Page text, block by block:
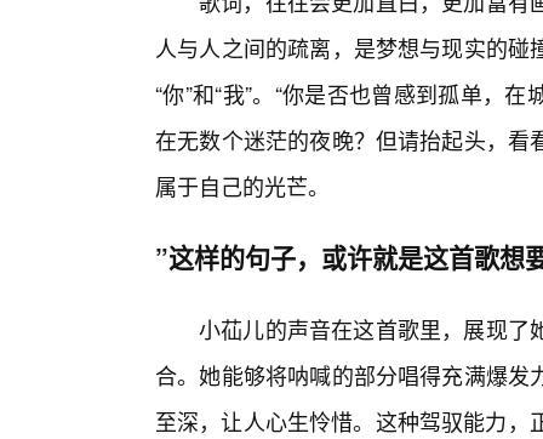
人与人之间的疏离，是梦想与现实的
“你”和“我”。“你是否也曾感到孤单，
在无数个迷茫的夜晚？但请抬起头，
属于自己的光芒。
”这样的句子，或许就是这首歌想
小苮儿的声音在这首歌里，展现
合。她能够将呐喊的部分唱得充满爆
至深，让人心生怜惜。这种驾驭能力